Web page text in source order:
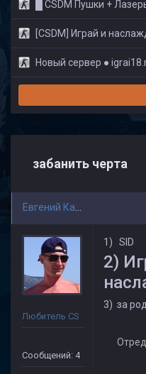
█ CSDM Пушки + Лазеры |
[CSDM] Играй и наслаждайся!
Новый сервер ●
забанить черта
Любитель CS
Сообщений: 4
1) SID
️2)
3) за